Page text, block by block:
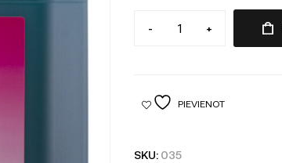
- +
PIEVIENOT
SKU: 035